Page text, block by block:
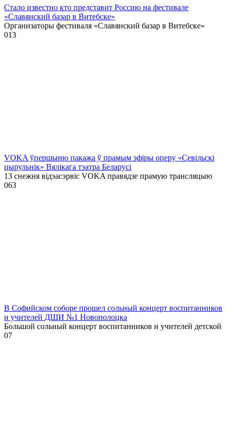
Стало известно кто представит Россию на фестивале
«Славянский базар в Витебске»
Организаторы фестиваля «Славянский базар в Витебске»
013
VOKA ўпершыню пакажа ў прамым эфіры оперу «Севільскі
цырульнік» Вялікага тэатра Беларусі
13 снежня відэасэрвіс VOKA правядзе прамую трансляцыю
063
В Софийском соборе прошел сольный концерт воспитанников
и учителей ДШИ №1 Новополоцка
Большой сольный концерт воспитанников и учителей детской
07